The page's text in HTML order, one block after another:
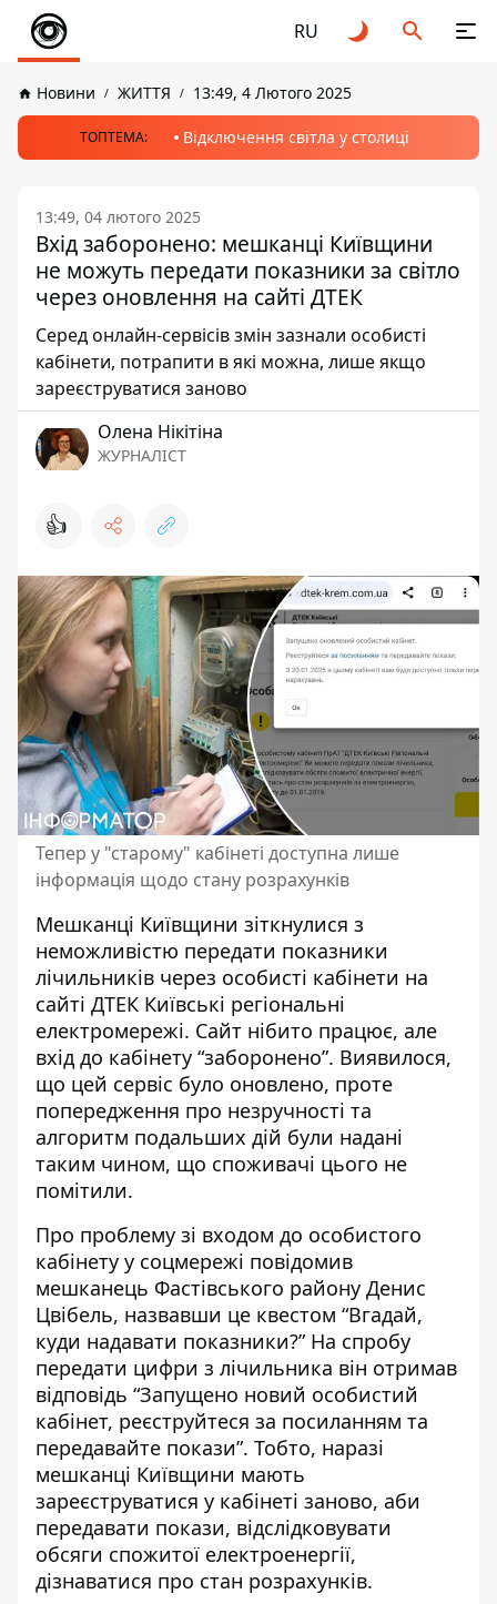
RU
Новини ЖИТТЯ 13:49, 4 Лютого 2025
ТОПТЕМА: Відключення світла у столиці
13:49, 04 лютого 2025
Вхід заборонено: мешканці Київщини
не можуть передати показники за світло
через оновлення на сайті ДТЕК
Серед онлайн-сервісів змін зазнали особисті
кабінети, потрапити в які можна, лише якщо
зареєструватися заново
Олена Нікітіна
ЖУРНАЛІСТ
👍
Тепер у "старому" кабінеті доступна лише
інформація щодо стану розрахунків
Мешканці Київщини зіткнулися з
неможливістю передати показники
лічильників через особисті кабінети на
сайті ДТЕК Київські регіональні
електромережі. Сайт нібито працює, але
вхід до кабінету “заборонено”. Виявилося,
що цей сервіс було оновлено, проте
попередження про незручності та
алгоритм подальших дій були надані
таким чином, що споживачі цього не
помітили.
Про проблему зі входом до особистого
кабінету у соцмережі повідомив
мешканець Фастівського району Денис
Цвібель, назвавши це квестом “Вгадай,
куди надавати показники?” На спробу
передати цифри з лічильника він отримав
відповідь “Запущено новий особистий
кабінет, реєструйтеся за посиланням та
передавайте покази”. Тобто, наразі
мешканці Київщини мають
зареєструватися у кабінеті заново, аби
передавати покази, відслідковувати
обсяги спожитої електроенергії,
дізнаватися про стан розрахунків.